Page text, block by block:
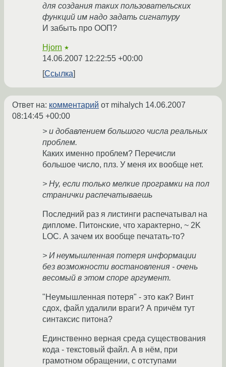
для создания таких пользовательских
функций им надо задать сигнатуру
И забыть про ООП?
Hjorn ★
14.06.2007 12:22:55 +00:00
Ссылка
Ответ на: комментарий от mihalych 14.06.2007
08:14:45 +00:00
> и добавлением большого числа реальных
проблем.
Каких именно проблем? Перечисли
большое число, плз. У меня их вообще нет.
> Ну, если только мелкие програмки на пол
странички распечатываешь
Последний раз я листинги распечатывал на
дипломе. Питонские, что характерно, ~ 2K
LOC. А зачем их вообще печатать-то?
> И неумышленная потеря информации
без возможности востановления - очень
весомый в этом споре аргумент.
"Неумышленная потеря" - это как? Винт
сдох, файл удалили враги? А причём тут
синтаксис питона?
Единственно верная среда существования
кода - текстовый файл. А в нём, при
грамотном обращении, с отступами